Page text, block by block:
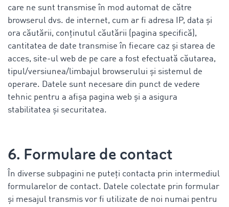
care ne sunt transmise în mod automat de către
browserul dvs. de internet, cum ar fi adresa IP, data și
ora căutării, conținutul căutării (pagina specifică),
cantitatea de date transmise în fiecare caz și starea de
acces, site-ul web de pe care a fost efectuată căutarea,
tipul/versiunea/limbajul browserului și sistemul de
operare. Datele sunt necesare din punct de vedere
tehnic pentru a afișa pagina web și a asigura
stabilitatea și securitatea.
6. Formulare de contact
În diverse subpagini ne puteți contacta prin intermediul
formularelor de contact. Datele colectate prin formular
și mesajul transmis vor fi utilizate de noi numai pentru